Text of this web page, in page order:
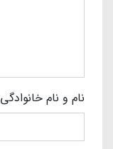
نام و نام خانوادگی